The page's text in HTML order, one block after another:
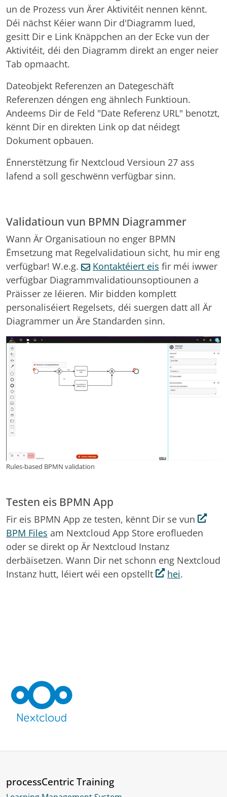
un de Prozess vun Ärer Aktivitéit nennen kënnt.
Déi nächst Kéier wann Dir d'Diagramm lued,
gesitt Dir e Link Knäppchen an der Ecke vun der
Aktivitéit, déi den Diagramm direkt an enger neier
Tab opmaacht.
Dateobjekt Referenzen an Dategeschäft
Referenzen déngen eng ähnlech Funktioun.
Andeems Dir de Feld "Date Referenz URL" benotzt,
kënnt Dir en direkten Link op dat néidegt
Dokument opbauen.
Ënnerstëtzung fir Nextcloud Versioun 27 ass
lafend a soll geschwënn verfügbar sinn.
Validatioun vun BPMN Diagrammer
Rules-based BPMN validation
Wann Är Organisatioun no enger BPMN
Ëmsetzung mat Regelvalidatioun sicht, hu mir eng
verfügbar! W.e.g.
Kontaktéiert eis fir méi iwwer
verfügbar Diagrammvalidatiounsoptiounen a
Präisser ze léieren. Mir bidden komplett
personaliséiert Regelsets, déi suergen datt all Är
Diagrammer un Äre Standarden sinn.
Testen eis BPMN App
Fir eis BPMN App ze testen, kënnt Dir se vun
BPM Files am Nextcloud App Store eroflueden
oder se direkt op Är Nextcloud Instanz
derbäisetzen. Wann Dir net schonn eng Nextcloud
Instanz hutt, léiert wéi een opstellt
hei.
processCentric Training